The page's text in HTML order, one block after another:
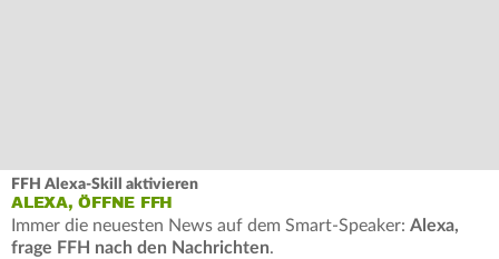
FFH Alexa-Skill aktivieren
ALEXA, ÖFFNE FFH
Immer die neuesten News auf dem Smart-Speaker: Alexa,
frage FFH nach den Nachrichten.